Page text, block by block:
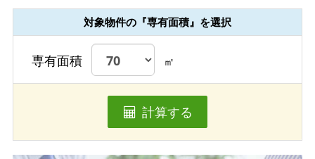
対象物件の『専有面積』を選択
専有面積 ㎡
計算する